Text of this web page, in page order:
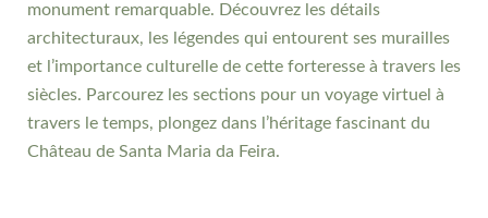
monument remarquable. Découvrez les détails
architecturaux, les légendes qui entourent ses murailles
et l’importance culturelle de cette forteresse à travers les
siècles. Parcourez les sections pour un voyage virtuel à
travers le temps, plongez dans l’héritage fascinant du
Château de Santa Maria da Feira.